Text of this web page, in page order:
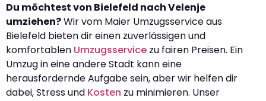
Du möchtest von Bielefeld nach Velenje
umziehen?Wir vom Maier Umzugsservice aus
Bielefeld bieten dir einen zuverlässigen und
komfortablen Umzugsservice zu fairen Preisen. Ein
Umzug in eine andere Stadt kann eine
herausfordernde Aufgabe sein, aber wir helfen dir
dabei, Stress und Kosten zu minimieren. Unser